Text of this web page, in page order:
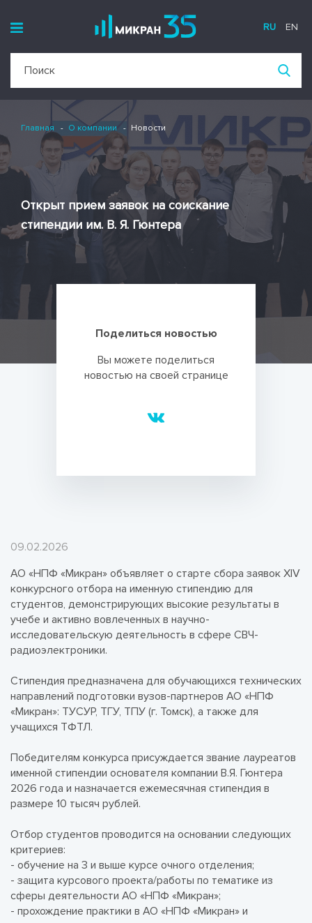
RU EN
Открыт прием заявок на соискание
стипендии им. В. Я. Гюнтера
Поделиться новостью
Вы можете поделиться
новостью на своей странице
Главная О компании Новости
09.02.2026
АО «НПФ «Микран» объявляет о старте сбора заявок XIV
конкурсного отбора на именную стипендию для
студентов, демонстрирующих высокие результаты в
учебе и активно вовлеченных в научно-
исследовательскую деятельность в сфере СВЧ-
радиоэлектроники.
Стипендия предназначена для обучающихся технических
направлений подготовки вузов-партнеров АО «НПФ
«Микран»: ТУСУР, ТГУ, ТПУ (г. Томск), а также для
учащихся ТФТЛ.
Победителям конкурса присуждается звание лауреатов
именной стипендии основателя компании В.Я. Гюнтера
2026 года и назначается ежемесячная стипендия в
размере 10 тысяч рублей.
Отбор студентов проводится на основании следующих
критериев:
- обучение на 3 и выше курсе очного отделения;
- защита курсового проекта/работы по тематике из
сферы деятельности АО «НПФ «Микран»;
- прохождение практики в АО «НПФ «Микран» и